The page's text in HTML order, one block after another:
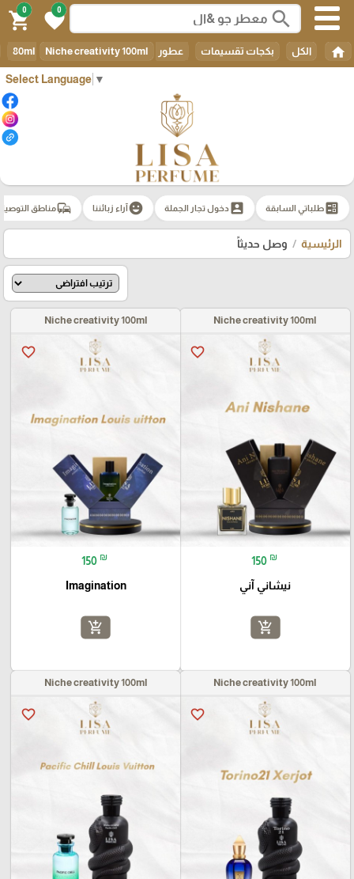
Select Language ▼
search
0
favorite
0
shopping_cart
home الكل بكجات تقسيمات عطور 80ml Niche creativity 100ml
ballotطلباتي السابقة account_box دخول تجار الجملة emoji_emotionsآراء زبائننا commuteمناطق
الرئيسية وصل حديثاً
Niche creativity 100ml
favorite_border
150 ₪
نيشاني آني
add_shopping_cart
Niche creativity 100ml
favorite_border
150 ₪
Imagination
add_shopping_cart
Niche creativity 100ml
favorite_border
Niche creativity 100ml
favorite_border